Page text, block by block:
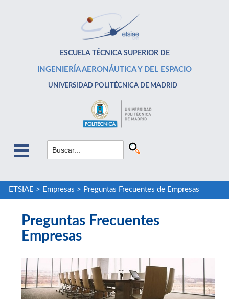
ESCUELA TÉCNICA SUPERIOR DE
INGENIERÍA AERONÁUTICA Y DEL ESPACIO
UNIVERSIDAD POLITÉCNICA DE MADRID
ETSIAE > Empresas > Preguntas Frecuentes de Empresas
Preguntas Frecuentes
Empresas